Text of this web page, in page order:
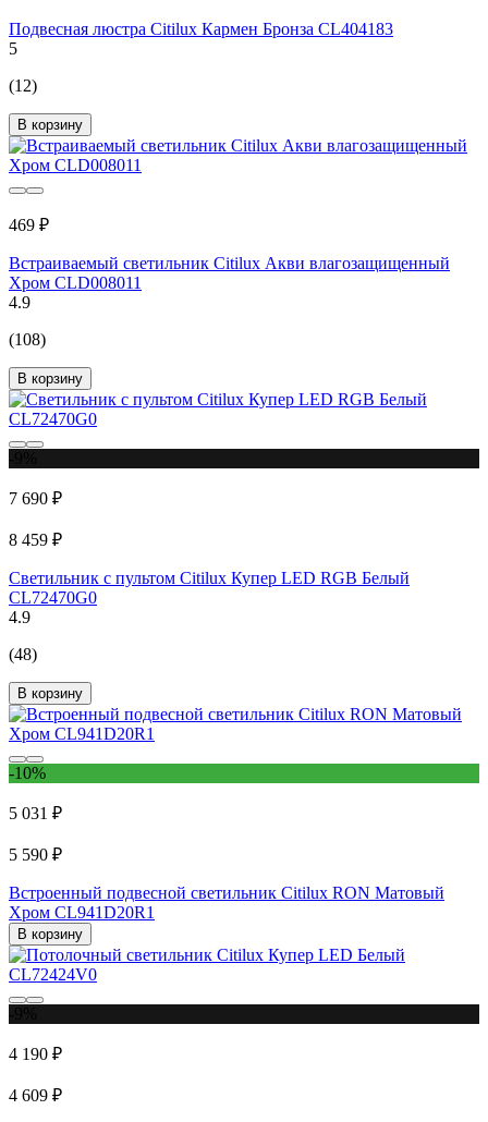
Подвесная люстра Citilux Кармен Бронза CL404183
5
(12)
В корзину
469 ₽
Встраиваемый светильник Citilux Акви влагозащищенный
Хром CLD008011
4.9
(108)
В корзину
7 690 ₽
8 459 ₽
Светильник с пультом Citilux Купер LED RGB Белый
CL72470G0
4.9
(48)
В корзину
-10%
5 031 ₽
5 590 ₽
Встроенный подвесной светильник Citilux RON Матовый
Хром CL941D20R1
В корзину
4 190 ₽
4 609 ₽